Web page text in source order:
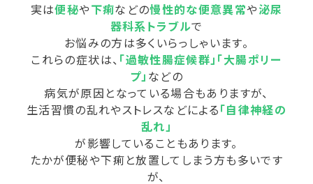
実は便秘や下痢などの慢性的な便意異常や泌尿
器科系トラブルで
お悩みの方は多くいらっしゃいます。
これらの症状は、 「過敏性腸症候群」「大腸ポリー
プ」 などの
病気が原因となっている場合もありますが、
生活習慣の乱れやストレスなどによる「自律神経の
乱れ」
が影響していることもあります。
たかが便秘や下痢と放置してしまう方も多いです
が、